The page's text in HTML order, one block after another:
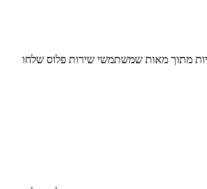
מתוך מאות שמשתמשי שירות פלוס שלחו